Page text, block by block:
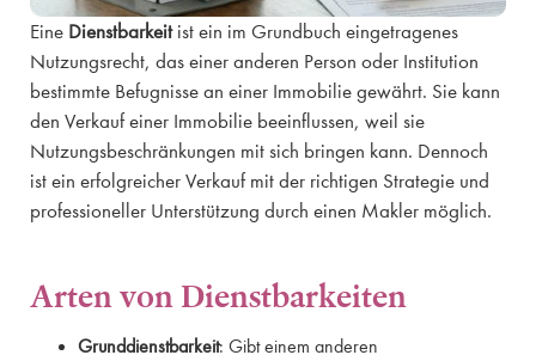
Eine Dienstbarkeitist ein im Grundbuch eingetragenes
Nutzungsrecht, das einer anderen Person oder Institution
bestimmte Befugnisse an einer Immobilie gewährt. Sie kann
den Verkauf einer Immobilie beeinflussen, weil sie
Nutzungsbeschränkungen mit sich bringen kann. Dennoch
ist ein erfolgreicher Verkauf mit der richtigen Strategie und
professioneller Unterstützung durch einen Makler möglich.
Arten von Dienstbarkeiten
Grunddienstbarkeit: Gibt einem anderen